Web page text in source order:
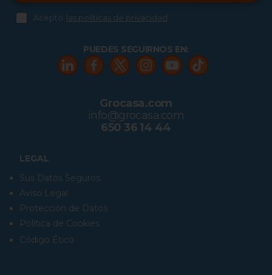
Acepto las políticas de privacidad
LEGAL
Sus Datos Seguros
Aviso Legal
Protección de Datos
Política de Cookies
Código Ético
PUEDES SEGUIRNOS EN:
Grocasa.com
info@grocasa.com
650 36 14 44